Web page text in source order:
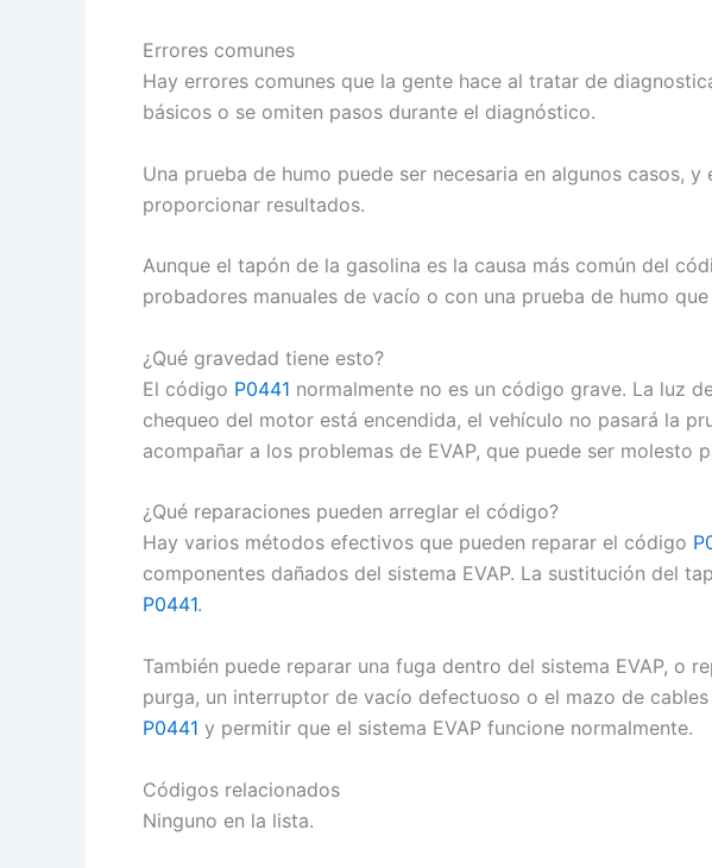
Errores comunes
Hay errores comunes que la gente hace al tratar de
básicos o se omiten pasos durante el diagnóstico.
Una prueba de humo puede ser necesaria en algunos casos,
proporcionar resultados.
Aunque el tapón de la gasolina es la causa más común del
probadores manuales de vacío o con una prueba de humo
¿Qué gravedad tiene esto?
El código P0441 normalmente no es un código grave. La luz
chequeo del motor está encendida, el vehículo no pasará la
acompañar a los problemas de EVAP, que puede ser molesto
¿Qué reparaciones pueden arreglar el código?
Hay varios métodos efectivos que pueden reparar el código
componentes dañados del sistema EVAP. La sustitución del
P0441.
También puede reparar una fuga dentro del sistema EVAP, o
purga, un interruptor de vacío defectuoso o el mazo de
P0441 y permitir que el sistema EVAP funcione normalmente.
Códigos relacionados
Ninguno en la lista.